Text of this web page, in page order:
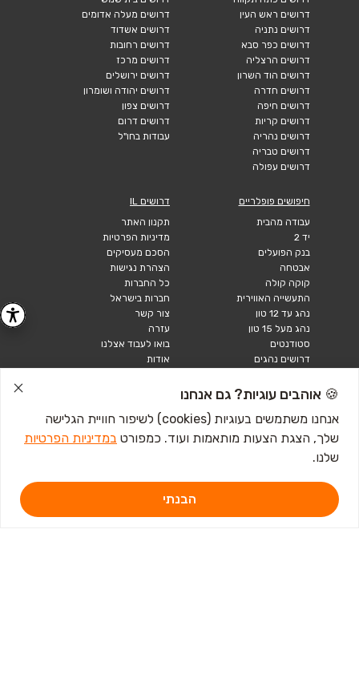
דרושים ראש העין
דרושים נתניה
דרושים כפר סבא
דרושים הרצליה
דרושים הוד השרון
דרושים חדרה
דרושים חיפה
דרושים קריות
דרושים נהריה
דרושים טבריה
דרושים עפולה
דרושים מעלה אדומים
דרושים אשדוד
דרושים רחובות
דרושים מרכז
דרושים ירושלים
דרושים יהודה ושומרון
דרושים צפון
דרושים דרום
עבודות בחו"ל
חיפושים פופלריים
עבודה מהבית
יד 2
בנק הפועלים
אבטחה
קוקה קולה
התעשייה האווירית
נהג עד 12 טון
נהג מעל 15 טון
סטודנטים
דרושים נהגים
טבלאות שכר
דרושים IL
תקנון האתר
מדיניות הפרטיות
הסכם מעסיקים
הצהרת נגישות
כל החברות
חברות בישראל
צור קשר
עזרה
בואו לעבוד אצלנו
אודות
כתבות ומדריכים
🍪 אוהבים עוגיות? גם אנחנו
אנחנו משתמשים בעוגיות (cookies) לשיפור חוויית הגלישה
שלך, הצגת הצעות מותאמות ועוד. כמפורט במדיניות הפרטיות
שלנו.
הבנתי